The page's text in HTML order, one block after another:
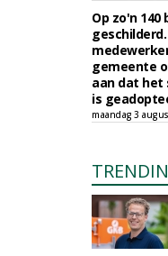
Op zo'n
gemeente
aan dat het
is
maandag 3